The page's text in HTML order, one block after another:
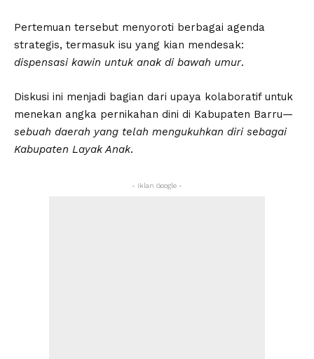
Pertemuan tersebut menyoroti berbagai agenda
strategis, termasuk isu yang kian mendesak:
dispensasi kawin untuk anak di bawah umur.
Diskusi ini menjadi bagian dari upaya kolaboratif untuk
menekan angka pernikahan dini di Kabupaten Barru—
sebuah daerah yang telah mengukuhkan diri sebagai
Kabupaten Layak Anak.
- Iklan Google -